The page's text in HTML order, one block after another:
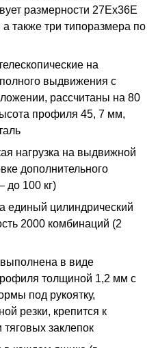
размерности 27Ех36Е
также три типоразмера по
на
выдвижения с
рассчитаны на 80
профиля 45, 7 мм,
нагрузка на выдвижной
дополнительного
до 100 кг)
единый цилиндрический
2000 комбинаций (2
в виде
толщиной 1,2 мм с
под рукоятку,
резки, крепится к
заклепок